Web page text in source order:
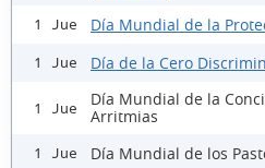
1 Jue Día Mundial de la
1 Jue Día de la Cero
1 Jue
Día Mundial de la
Arritmias
1 Jue Día Mundial de los